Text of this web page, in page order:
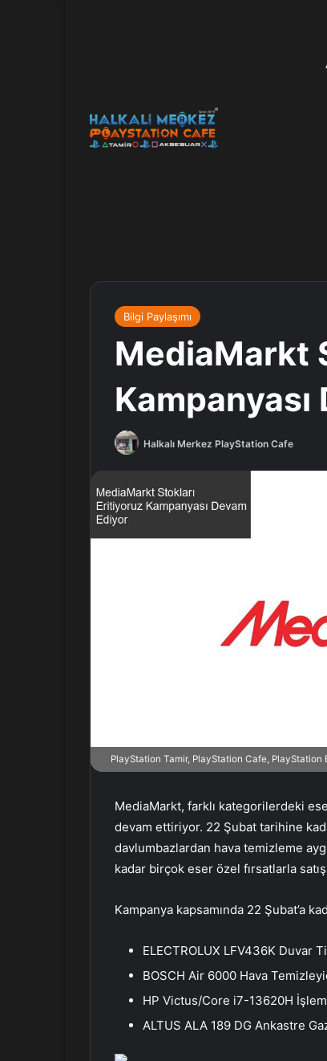
Bilgi Paylaşımı
MediaMarkt
Halkalı Merkez PlayStation Cafe
a
g
e
PlayStation Tamir, PlayStation Cafe, PlayStation
MediaMarkt, farklı kategorilerdeki
devam ettiriyor. 22 Şubat tarihine
davlumbazlardan hava temizleme
kadar birçok eser özel fırsatlarla
Kampanya kapsamında 22 Şubat’a
ELECTROLUX LFV436K Duvar
BOSCH Air 6000 Hava
HP Victus/Core i7-13620H
ALTUS ALA 189 DG Ankastre